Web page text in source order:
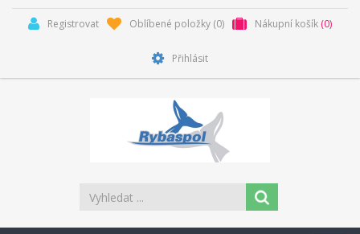
Registrovat Oblíbené položky (0) Nákupní košík (0)
Přihlásit